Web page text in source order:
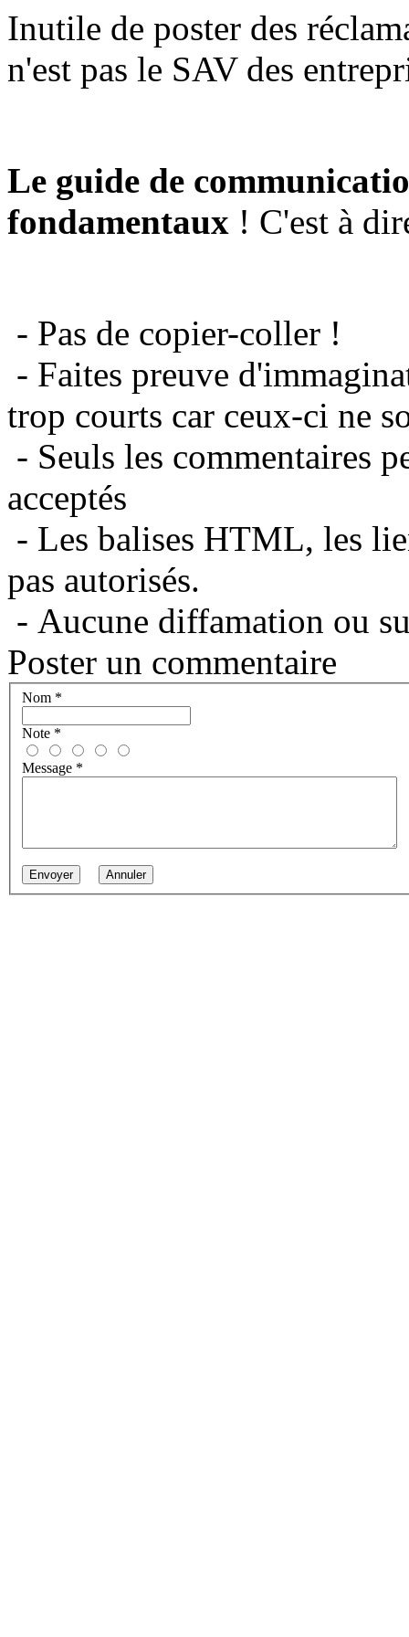
Inutile de poster des
n'est pas le SAV des
Le guide de
fondamentaux ! C'est à
- Pas de copier-coller !
- Faites preuve
trop courts car ceux-ci ne
- Seuls les commentaires
acceptés
- Les balises HTML, les
pas autorisés.
- Aucune diffamation ou
Poster un commentaire
Nom *
Note *
Message *